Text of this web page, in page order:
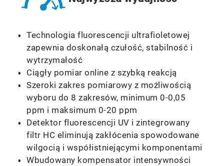
Technologia fluorescencji ultrafioletowej
zapewnia doskonałą czułość, stabilność i
wytrzymałość
Ciągły pomiar online z szybką reakcją
Szeroki zakres pomiarowy z możliwością
wyboru do 8 zakresów, minimum 0-0,05
ppm i maksimum 0-20 ppm
Detektor fluorescencji UV i zintegrowany
filtr HC eliminują zakłócenia spowodowane
wilgocią i współistniejącymi komponentami
Wbudowany kompensator intensywności